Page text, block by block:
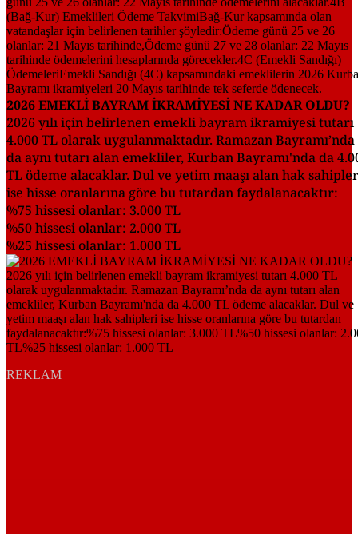
2026 EMEKLİ BAYRAM İKRAMİYESİ NE KADAR OLDU?
2026 yılı için belirlenen emekli bayram ikramiyesi tutarı
4.000 TL olarak uygulanmaktadır. Ramazan Bayramı’nda
da aynı tutarı alan emekliler, Kurban Bayramı'nda da
TL ödeme alacaklar. Dul ve yetim maaşı alan hak
ise hisse oranlarına göre bu tutardan faydalanacaktır:
%75 hissesi olanlar: 3.000 TL
%50 hissesi olanlar: 2.000 TL
%25 hissesi olanlar: 1.000 TL
REKLAM